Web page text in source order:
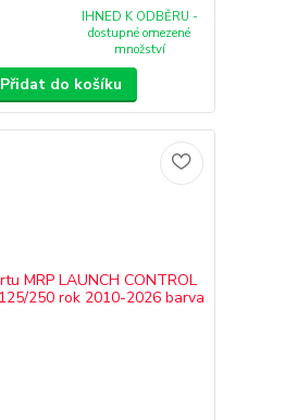
IHNED K ODBĚRU -
dostupné omezené
množství
Přidat do košíku